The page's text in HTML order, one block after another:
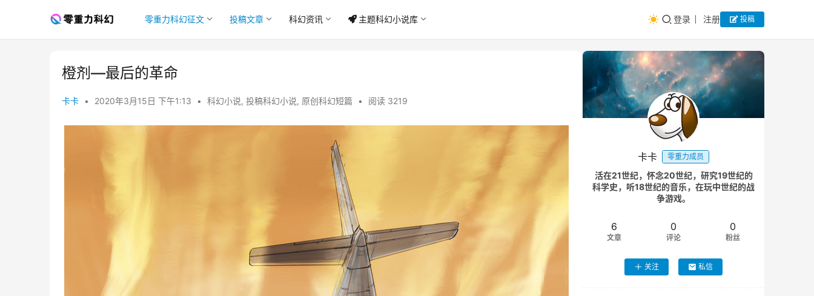
零重力科幻征文 投稿文章 科幻资讯 主题科幻小说库 登录 注册 投稿
橙剂—最后的革命
卡卡 • 2020年3月15日 下午1:13 • 科幻小说, 投稿科幻小说, 原创科幻短篇 • 阅读 3219
卡卡 零重力成员
活在21世纪，怀念20世纪，研究19世纪的
科学史，听18世纪的音乐，在玩中世纪的战
争游戏。
6
文章
0
评论
0
粉丝
关注 私信